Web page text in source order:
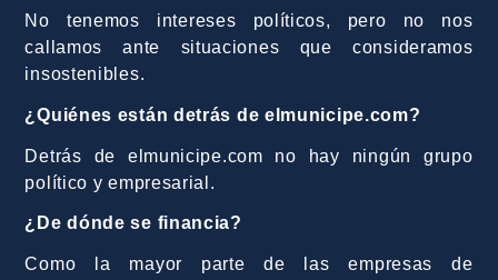
No tenemos intereses políticos, pero no nos
callamos ante situaciones que consideramos
insostenibles.
¿Quiénes están detrás de elmunicipe.com?
Detrás de elmunicipe.com no hay ningún grupo
político y empresarial.
¿De dónde se financia?
Como la mayor parte de las empresas de